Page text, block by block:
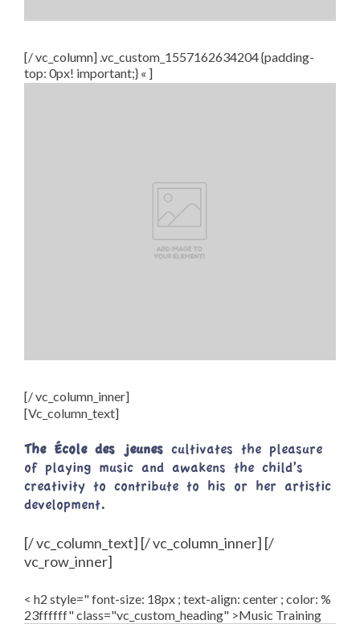
[/ vc_column] .vc_custom_1557162634204 {padding-
top: 0px! important;} « ]
[/ vc_column_inner]
[Vc_column_text]
The École des jeunes cultivates the pleasure
of playing music and awakens the child’s
creativity to contribute to his or her artistic
development.
[/ vc_column_text] [/ vc_column_inner] [/
vc_row_inner]
< h2 style=" font-size: 18px ; text-align: center ; color: %
23ffffff" class="vc_custom_heading" >Music Training